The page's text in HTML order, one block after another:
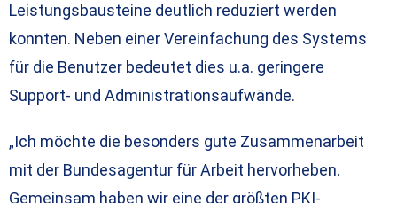
Leistungsbausteine deutlich reduziert werden
konnten. Neben einer Vereinfachung des Systems
für die Benutzer bedeutet dies u.a. geringere
Support- und Administrationsaufwände.
„Ich möchte die besonders gute Zusammenarbeit
mit der Bundesagentur für Arbeit hervorheben.
Gemeinsam haben wir eine der größten PKI-